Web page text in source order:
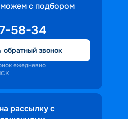
с подбором
58-34
обратный звонок
ежедневно
рассылку с